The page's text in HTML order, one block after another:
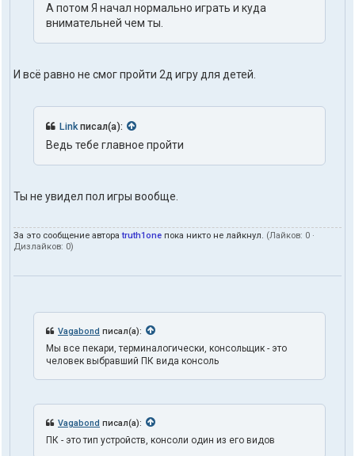
е
л
я
t
t
1
n
e
А потом Я начал нормально играть и куда
внимательней чем ты.
И всё равно не смог пройти 2д игру для детей.
Link писал(а):
Ведь тебе главное пройти
Ты не увидел пол игры вообще.
За это сообщение автораtruth1one пока никто не лайкнул. (Лайков: 0 ·
Дизлайков: 0)
Vagabond писал(а):
Мы все пекари, терминалогически, консольщик - это
человек выбравший ПК вида консоль
Vagabond писал(а):
ПК - это тип устройств, консоли один из его видов